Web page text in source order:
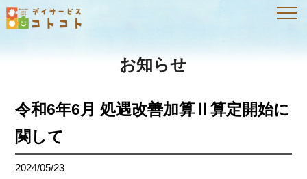
お知らせ
令和6年6月 処遇改善加算Ⅱ算定開始に
関して
2024/05/23